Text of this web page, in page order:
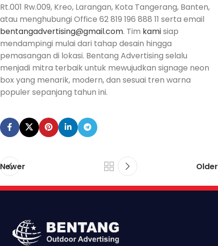
Rt.001 Rw.009, Kreo, Larangan, Kota Tangerang, Banten,
atau menghubungi Office 62 819 196 888 11 serta email
bentangadvertising@gmail.com. Tim kamisiap
mendampingi mulai dari tahap desain hingga
pemasangan di lokasi. Bentang Advertising selalu
menjadi mitra terbaik untuk mewujudkan signage neon
box yang menarik, modern, dan sesuai tren warna
populer sepanjang tahun ini.
Newer Older